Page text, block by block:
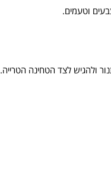
וטעמים.
ולהגיש לצד הטחינה הטרייה.